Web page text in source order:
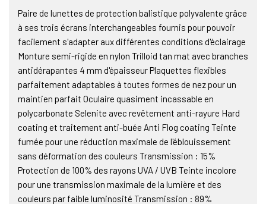
Paire de lunettes de protection balistique polyvalente grâce
à ses trois écrans interchangeables fournis pour pouvoir
facilement s'adapter aux différentes conditions d'éclairage
Monture semi-rigide en nylon Trilloid tan mat avec branches
antidérapantes 4 mm d'épaisseur Plaquettes flexibles
parfaitement adaptables à toutes formes de nez pour un
maintien parfait Oculaire quasiment incassable en
polycarbonate Selenite avec revêtement anti-rayure Hard
coating et traitement anti-buée Anti Flog coating Teinte
fumée pour une réduction maximale de l'éblouissement
sans déformation des couleurs Transmission : 15%
Protection de 100% des rayons UVA / UVB Teinte incolore
pour une transmission maximale de la lumière et des
couleurs par faible luminosité Transmission : 89%